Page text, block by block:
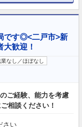
です◎<二戸市>新
歓迎！
業なし／ほぼなし
ご経験、能力を考慮
相談ください！
さい